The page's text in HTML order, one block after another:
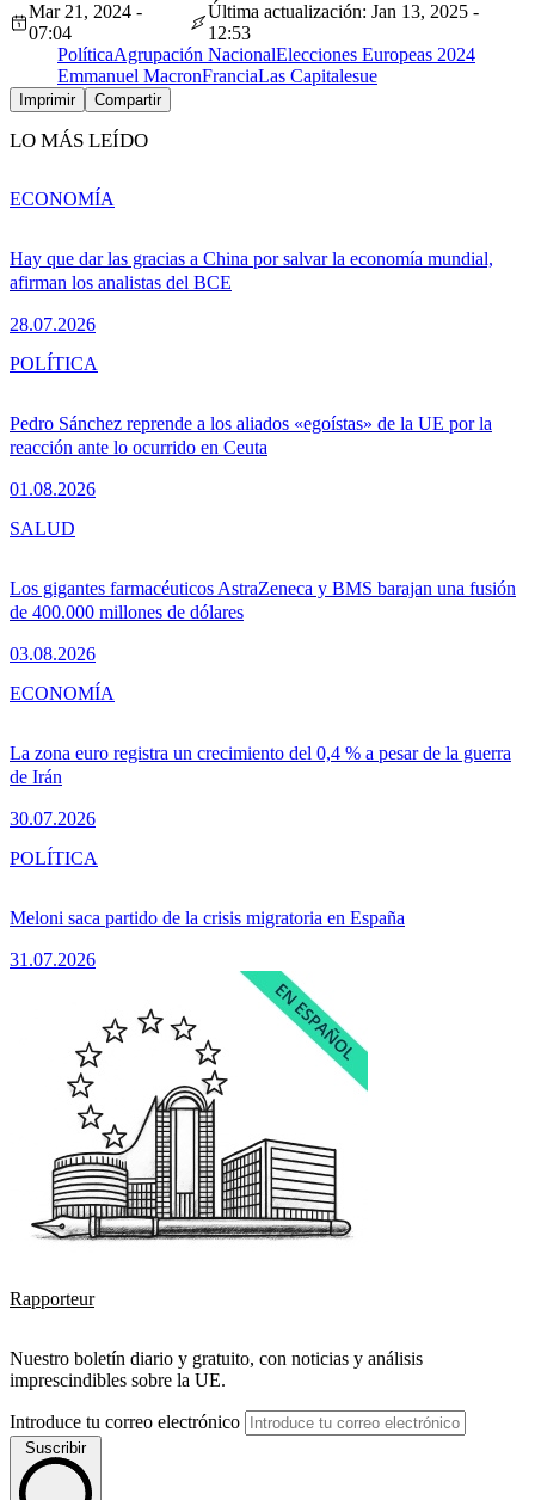
Mar 21, 2024 -
07:04
Última actualización: Jan 13, 2025 -
12:53
PolíticaAgrupación NacionalElecciones Europeas 2024
Emmanuel MacronFranciaLas Capitalesue
Imprimir Compartir
LO MÁS LEÍDO
Hay que dar las gracias a China por salvar la economía mundial,
afirman los analistas del BCE
28.07.2026
ECONOMÍA
Pedro Sánchez reprende a los aliados «egoístas» de la UE por la
reacción ante lo ocurrido en Ceuta
01.08.2026
POLÍTICA
Los gigantes farmacéuticos AstraZeneca y BMS barajan una fusión
de 400.000 millones de dólares
03.08.2026
SALUD
La zona euro registra un crecimiento del 0,4 % a pesar de la guerra
de Irán
30.07.2026
ECONOMÍA
Meloni saca partido de la crisis migratoria en España
31.07.2026
POLÍTICA
Rapporteur
Nuestro boletín diario y gratuito, con noticias y análisis
imprescindibles sobre la UE.
Introduce tu correo electrónico
Suscribir